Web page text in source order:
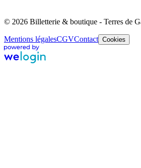
© 2026 Billetterie & boutique - Terres de
Mentions légalesCGVContact Cookies